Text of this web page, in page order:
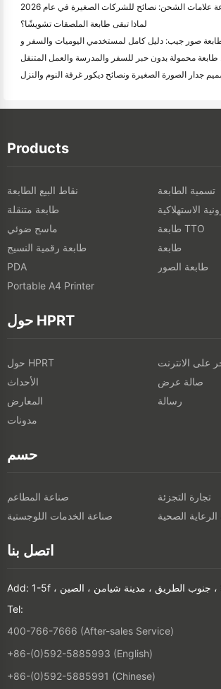
لماذا تبقى طابعة الملصقات تشويشًا؟
جدار الصورة الصغيرة ونصائح ديكور غرفة النوم والنزل
Products
نقاط البيع الطابعة
تسمية الطابعة
طابعة متنقلة
الاستهلاكية
ماسح ضوئي
طابعة TTO
طابعة رقمية النسيج
طابعة
PDA
طابعة الصور
Portable A4 Printer
حول HPRT
حول HPRT
على الانترنت
الأحداث
صالة عرض
المعارض
رسالة
مدونات
حسم
صناعة المطاعم
تجارة التجزئة
صناعة الخدمات اللوجستية
الصحية
اتصل بنا
Tel:
400-766-7666 (After-sales Service)
+86-(0)592-5885993 (English)
+86-(0)592-5885991 (Chinese)